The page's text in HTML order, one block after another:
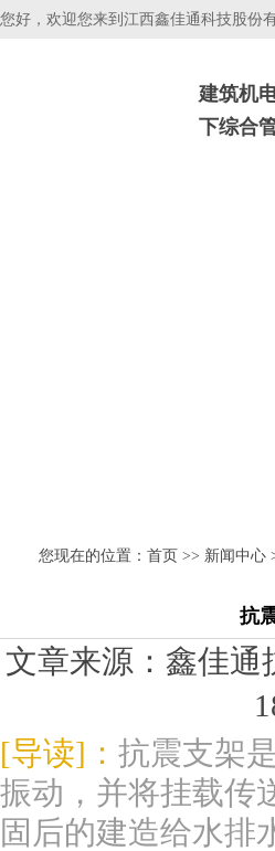
您好，欢迎您来到江西鑫佳通科技股份
建筑机
下综合
您现在的位置： 首页 >> 新闻中心
抗
文章来源：鑫佳通
[导读]： 抗震支架
振动，并将挂载传
固后的建造给水排